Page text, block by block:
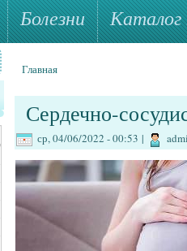
Болезни Каталог
Вы здесь
Главная
Сердечно-
ср, 04/06/2022 - 00:53 |